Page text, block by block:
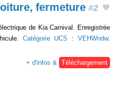
fermeture #2
de Kia Carnival. Enregistrée
Catégorie UCS :VEHWndw.
+ d'infos &
Téléchargement